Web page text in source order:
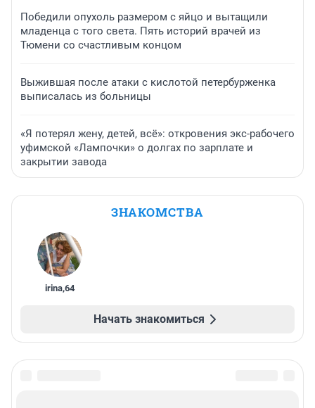
Победили опухоль размером с яйцо и вытащили
младенца с того света. Пять историй врачей из
Тюмени со счастливым концом
Выжившая после атаки с кислотой петербурженка
выписалась из больницы
«Я потерял жену, детей, всё»: откровения экс-рабочего
уфимской «Лампочки» о долгах по зарплате и
закрытии завода
ЗНАКОМСТВА
irina,64
Начать знакомиться